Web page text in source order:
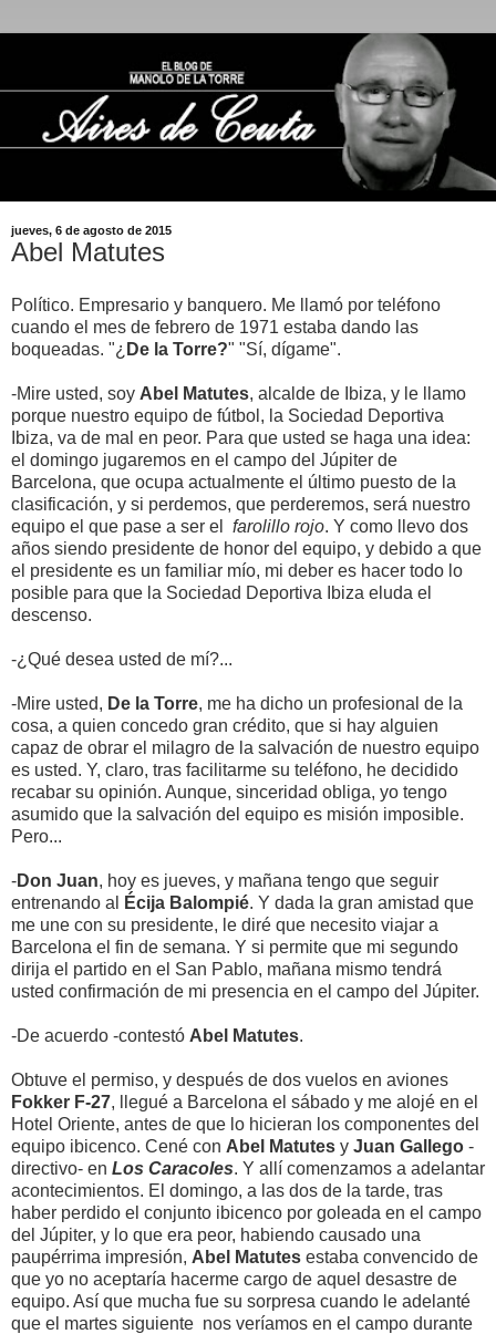
jueves, 6 de agosto de 2015
Abel Matutes
Político. Empresario y banquero. Me llamó por teléfono
cuando el mes de febrero de 1971 estaba dando las
boqueadas. "¿ De la Torre?" "Sí, dígame".
-Mire usted, soy Abel Matutes, alcalde de Ibiza, y le llamo
porque nuestro equipo de fútbol, la Sociedad Deportiva
Ibiza, va de mal en peor. Para que usted se haga una idea:
el domingo jugaremos en el campo del Júpiter de
Barcelona, que ocupa actualmente el último puesto de la
clasificación, y si perdemos, que perderemos, será nuestro
equipo el que pase a ser el farolillo rojo. Y como llevo dos
años siendo presidente de honor del equipo, y debido a que
el presidente es un familiar mío, mi deber es hacer todo lo
posible para que la Sociedad Deportiva Ibiza eluda el
descenso.
-¿Qué desea usted de mí?...
-Mire usted, De la Torre, me ha dicho un profesional de la
cosa, a quien concedo gran crédito, que si hay alguien
capaz de obrar el milagro de la salvación de nuestro equipo
es usted. Y, claro, tras facilitarme su teléfono, he decidido
recabar su opinión. Aunque, sinceridad obliga, yo tengo
asumido que la salvación del equipo es misión imposible.
Pero...
-Don Juan, hoy es jueves, y mañana tengo que seguir
entrenando al
Écija Balompié. Y dada la gran amistad que
me une con su presidente, le diré que necesito viajar a
Barcelona el fin de semana. Y si permite que mi segundo
dirija el partido en el San Pablo, mañana mismo tendrá
usted confirmación de mi presencia en el campo del Júpiter.
-De acuerdo -contestó Abel Matutes.
Obtuve el permiso, y después de dos vuelos en aviones
Fokker F-27, llegué a Barcelona el sábado y me alojé en el
Hotel Oriente, antes de que lo hicieran los componentes del
equipo ibicenco. Cené con Abel Matutes y Juan Gallego -
directivo- en Los Caracoles. Y allí comenzamos a adelantar
acontecimientos. El domingo, a las dos de la tarde, tras
haber perdido el conjunto ibicenco por goleada en el campo
del Júpiter, y lo que era peor, habiendo causado una
paupérrima impresión, Abel Matutes estaba convencido de
que yo no aceptaría hacerme cargo de aquel desastre de
equipo. Así que mucha fue su sorpresa cuando le adelanté
que el martes siguiente nos veríamos en el campo durante